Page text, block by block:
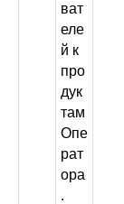
ват
еле
й к
про
дук
там
Опе
рат
ора
.